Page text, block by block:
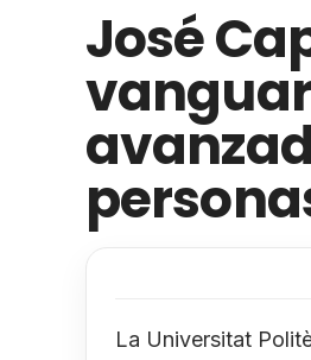
José
La Universitat